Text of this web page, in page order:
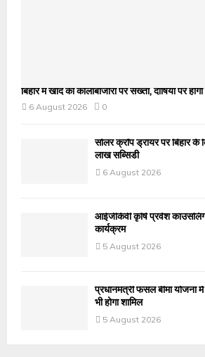
बिहार में खाद की कालाबाजारी पर सख्ती, दोषियों पर
6 August 2026
0
सोलर क्रॉप ड्रायर पर बिहार के
लाख सब्सिडी
6 August 2026
आईजीकेवी कृषि प्रवेश
कार्यक्रम
5 August 2026
प्रधानमंत्री फसल बीमा योजना
भी होगा शामिल
5 August 2026